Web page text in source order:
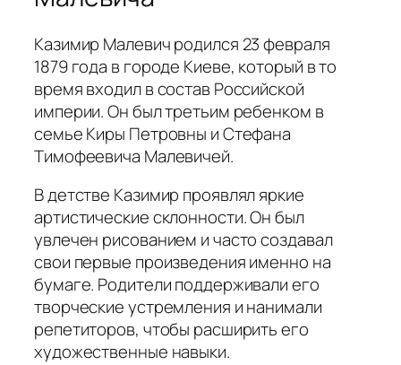
Казимир Малевич родился 23 февраля
1879 года в городе Киеве, который в то
время входил в состав Российской
империи. Он был третьим ребенком в
семье Киры Петровны и Стефана
Тимофеевича Малевичей.
В детстве Казимир проявлял яркие
артистические склонности. Он был
увлечен рисованием и часто создавал
свои первые произведения именно на
бумаге. Родители поддерживали его
творческие устремления и нанимали
репетиторов, чтобы расширить его
художественные навыки.